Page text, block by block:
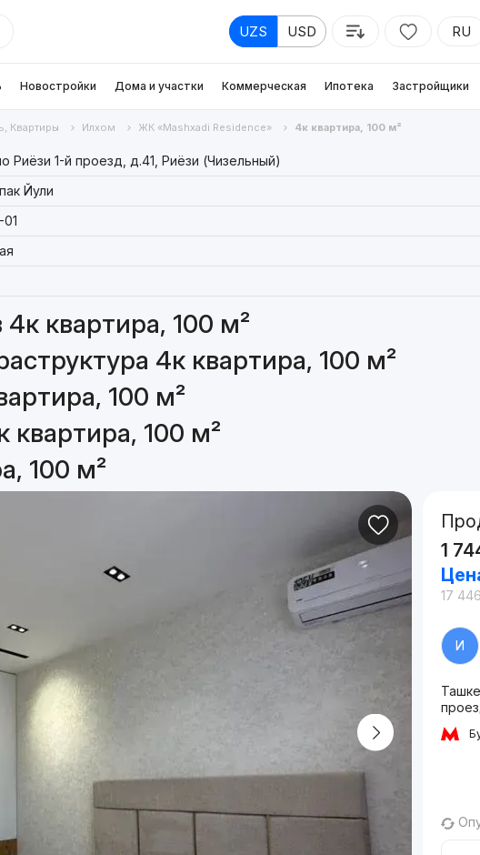
UZS USD RU
Новостройки Дома и участки Коммерческая Ипотека Застройщики
Квартиры Илхом ЖК «Mashxadi Residence» 4к квартира, 100 м²
Риёзи 1-й проезд, д.41, Риёзи (Чизельный)
Йули
01
квартира, 100 м²
4к квартира, 100 м²
100 м²
квартира, 100 м²
100 м²
1
17
И